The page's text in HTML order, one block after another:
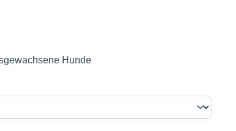
Hunde